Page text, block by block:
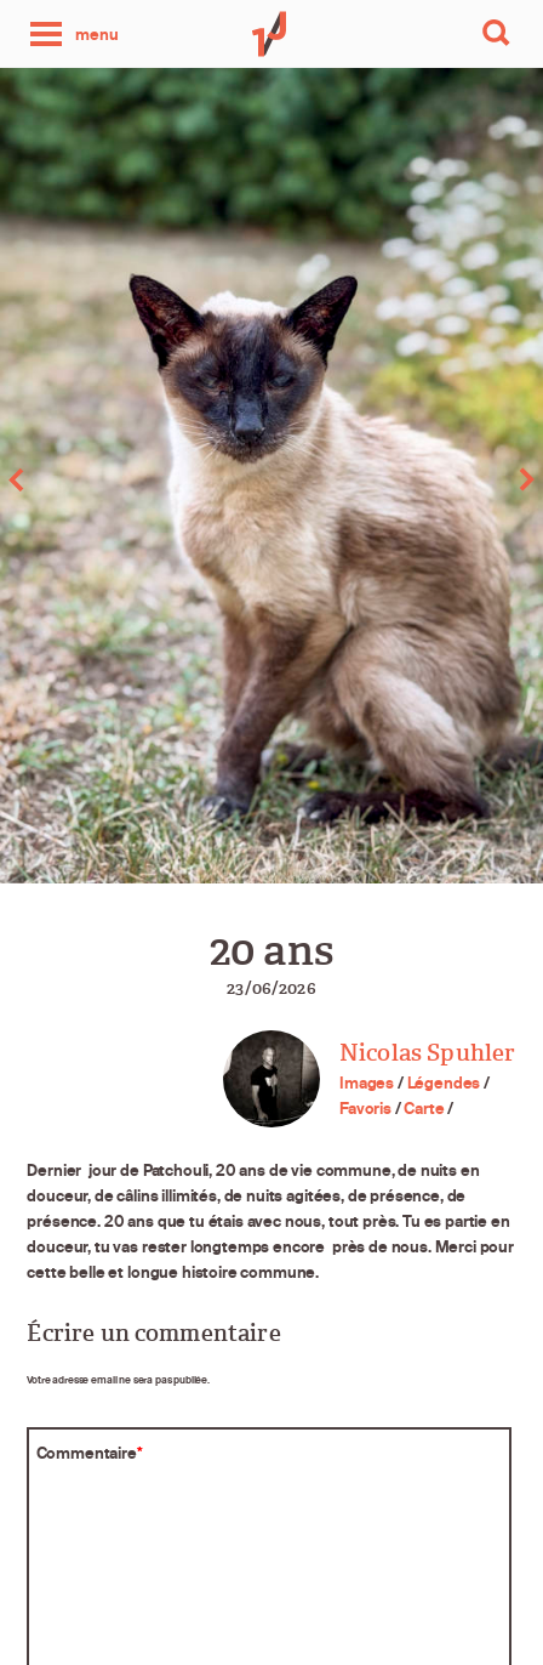
menu
photo
par
jour
20 ans
23/06/2026
Nicolas Spuhler
Images/Légendes/
Favoris/Carte/
Dernier jour de Patchouli, 20 ans de vie commune, de nuits en
douceur, de câlins illimités, de nuits agitées, de présence, de
présence. 20 ans que tu étais avec nous, tout près. Tu es partie en
douceur, tu vas rester longtemps encore près de nous. Merci pour
cette belle et longue histoire commune.
Écrire un commentaire
Votre adresse email ne sera pas publiée.
Commentaire*